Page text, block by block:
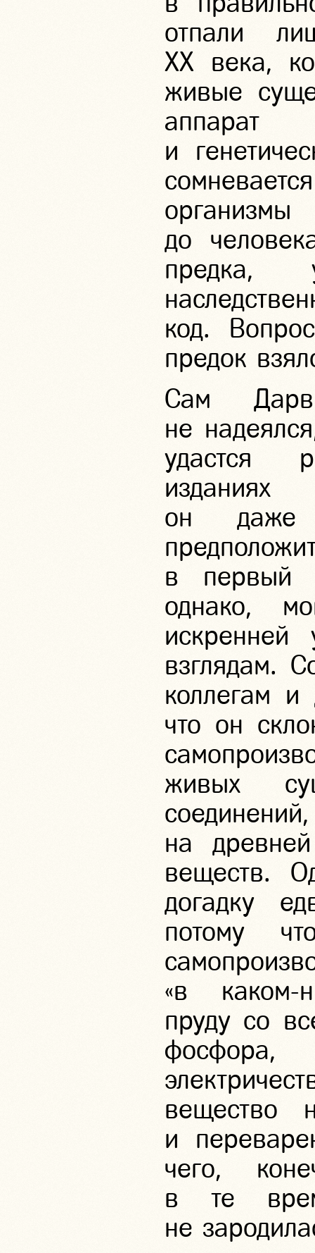
отпали
XX века,
живые
и
до
предка,
код.
предок
Сам
не
удастся
изданиях
он даже
в первый
однако,
искренней
взглядам.
коллегам и
что он
живых
на
веществ.
догадку
потому
«в каком-
пруду со
вещество
и
чего,
в те
не